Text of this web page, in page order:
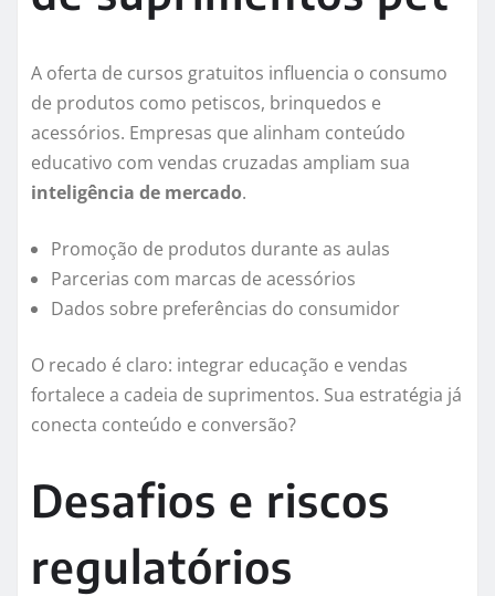
A oferta de cursos gratuitos influencia o consumo
de produtos como petiscos, brinquedos e
acessórios. Empresas que alinham conteúdo
educativo com vendas cruzadas ampliam sua
inteligência de mercado.
Promoção de produtos durante as aulas
Parcerias com marcas de acessórios
Dados sobre preferências do consumidor
O recado é claro: integrar educação e vendas
fortalece a cadeia de suprimentos. Sua estratégia já
conecta conteúdo e conversão?
Desafios e riscos
regulatórios